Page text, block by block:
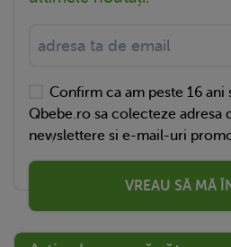
Confirm ca am peste 16 ani
Qbebe.ro sa colecteze adresa
newslettere si e-mail-uri
VREAU SĂ MĂ